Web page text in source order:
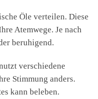
Öle verteilen. Diese
Atemwege. Je nach
beruhigend.
verschiedene
Stimmung anders.
kann beleben.